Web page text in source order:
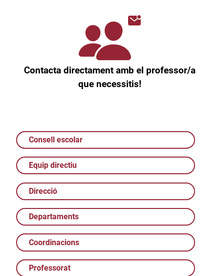
Contacta directament amb el professor/a
que necessitis!
Consell escolar
Equip directiu
Direcció
Departaments
Coordinacions
Professorat